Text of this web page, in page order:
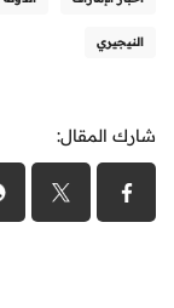
النيجيري
شارك المقال: